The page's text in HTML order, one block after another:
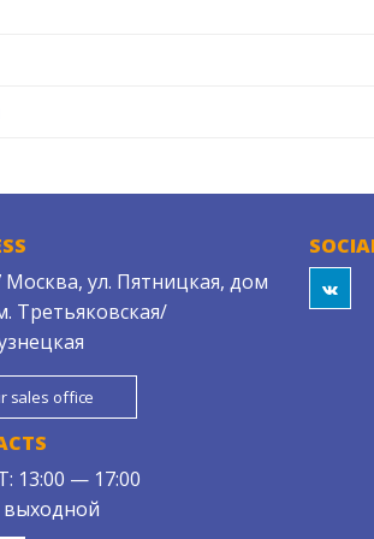
Москва, ул. Пятницкая, дом
Третьяковская/
sales office
13:00 — 17:00
выходной